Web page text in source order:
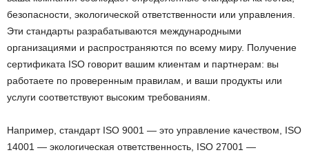
безопасности, экологической ответственности или управления.
Эти стандарты разрабатываются международными
организациями и распространяются по всему миру. Получение
сертификата ISO говорит вашим клиентам и партнерам: вы
работаете по проверенным правилам, и ваши продукты или
услуги соответствуют высоким требованиям.
Например, стандарт ISO 9001 — это управление качеством, ISO
14001 — экологическая ответственность, ISO 27001 —